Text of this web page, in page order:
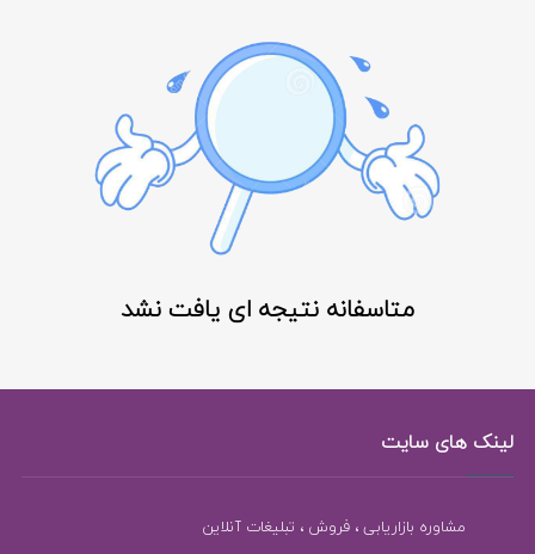
متاسفانه نتیجه ای یافت نشد
لینک های سایت
مشاوره بازاریابی ، فروش ، تبلیغات آنلاین